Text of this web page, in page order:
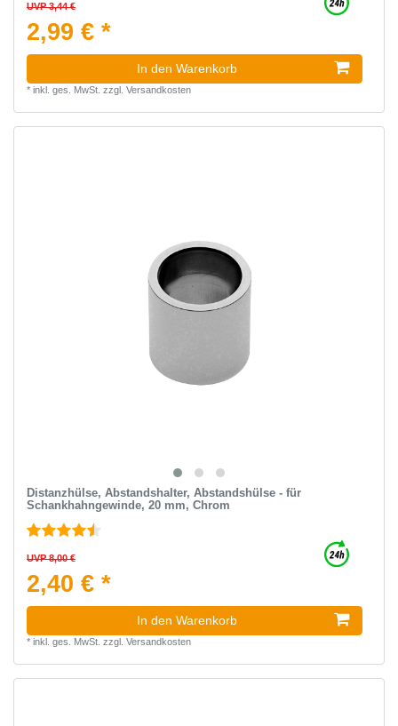
UVP 3,44 €
2,99 € *
In den Warenkorb
* inkl. ges. MwSt. zzgl. Versandkosten
Distanzhülse, Abstandshalter, Abstandshülse - für
Schankhahngewinde, 20 mm, Chrom
UVP 8,00 €
2,40 € *
In den Warenkorb
* inkl. ges. MwSt. zzgl. Versandkosten